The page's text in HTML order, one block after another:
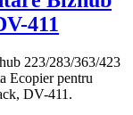
411
223/283/363/423
Ecopier pentru
DV-411.